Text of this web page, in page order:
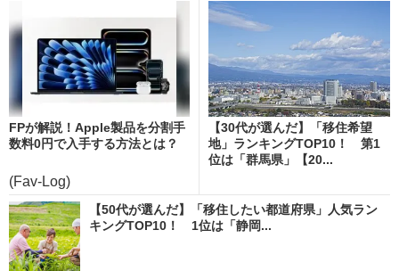
FPが解説！Apple製品を分割手
数料0円で入手する方法とは？
(Fav-Log)
【30代が選んだ】「移住希望
地」ランキングTOP10！ 第1
位は「群馬県」【20...
【50代が選んだ】「移住したい都道府県」人気ラン
キングTOP10！ 1位は「静岡...